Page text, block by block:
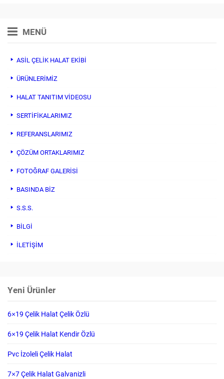
MENÜ
ASİL ÇELİK HALAT EKİBİ
ÜRÜNLERİMİZ
HALAT TANITIM VIDEOSU
SERTİFİKALARIMIZ
REFERANSLARIMIZ
ÇÖZÜM ORTAKLARIMIZ
FOTOĞRAF GALERİSİ
BASINDA BİZ
S.S.S.
BİLGİ
İLETİŞİM
Yeni Ürünler
6×19 Çelik Halat Çelik Özlü
6×19 Çelik Halat Kendir Özlü
Pvc İzoleli Çelik Halat
7×7 Çelik Halat Galvanizli